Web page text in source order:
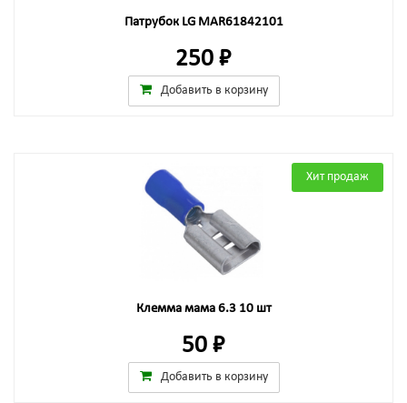
Патрубок LG MAR61842101
250 ₽
Добавить в корзину
Хит продаж
Клемма мама 6.3 10 шт
50 ₽
Добавить в корзину